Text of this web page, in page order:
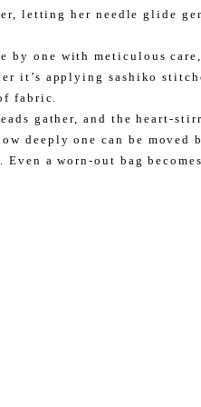
letting her needle glide
by one with meticulous care,
it’s applying sashiko
fabric.
gather, and the heart-
deeply one can be moved
a worn-out bag becomes